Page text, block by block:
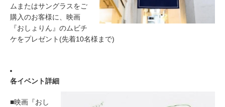
ムまたはサングラスをご
購入のお客様に、映画
『おしょりん』のムビチ
ケをプレゼント(先着10名様まで)
各イベント詳細
■映画『おし